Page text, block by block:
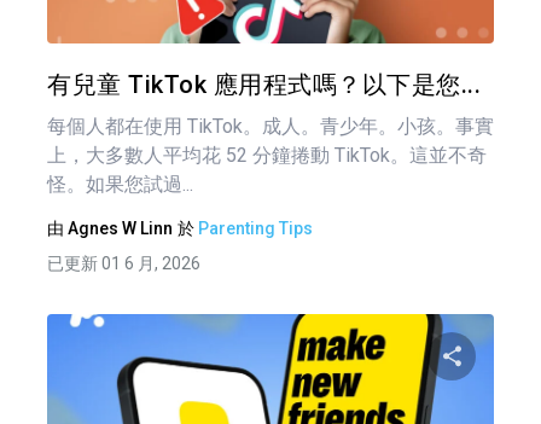
有兒童 TikTok 應用程式嗎？以下是您...
每個人都在使用 TikTok。成人。青少年。小孩。事實
上，大多數人平均花 52 分鐘捲動 TikTok。這並不奇
怪。如果您試過...
由 Agnes W Linn 於 Parenting Tips
已更新 01 6 月, 2026
文